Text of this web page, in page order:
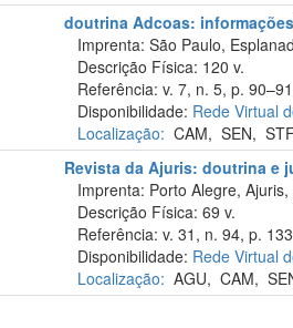
doutrina Adcoas:
Imprenta: São Paulo,
Descrição Física: 120 v.
Referência: v. 7, n. 5, p.
Disponibilidade: Rede Virtual
Localização: CAM,SEN,STF
Revista da Ajuris: doutrina e
Imprenta: Porto Alegre, Ajuris,
Descrição Física: 69 v.
Referência: v. 31, n. 94, p.
Disponibilidade: Rede Virtual
Localização: AGU,CAM,